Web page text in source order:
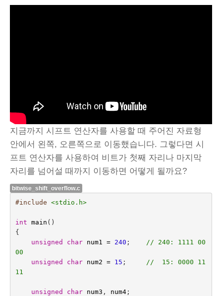
지금까지 시프트 연산자를 사용할 때 주어진 자료형
안에서 왼쪽, 오른쪽으로 이동했습니다. 그렇다면 시
프트 연산자를 사용하여 비트가 첫째 자리나 마지막
자리를 넘어설 때까지 이동하면 어떻게 될까요?
bitwise_shift_overflow.c
#include <stdio.h>
int main ()
{
unsigned
char num1 = 240 ;
// 240: 1111 00
00
unsigned
char num2 = 15 ;
//  15: 0000 11
11
unsigned char num3 , num4;